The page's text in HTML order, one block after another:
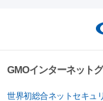
GMOインターネット
世界初総合ネットセキュ